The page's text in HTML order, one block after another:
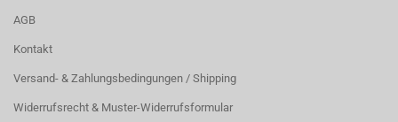
AGB
Kontakt
Versand- & Zahlungsbedingungen / Shipping
Widerrufsrecht & Muster-Widerrufsformular